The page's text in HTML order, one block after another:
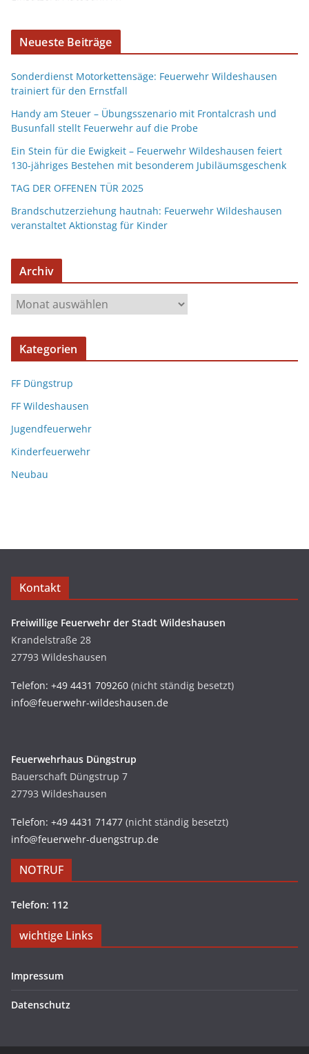
Neueste Beiträge
Sonderdienst Motorkettensäge: Feuerwehr Wildeshausen
trainiert für den Ernstfall
Handy am Steuer – Übungsszenario mit Frontalcrash und
Busunfall stellt Feuerwehr auf die Probe
Ein Stein für die Ewigkeit – Feuerwehr Wildeshausen feiert
130-jähriges Bestehen mit besonderem Jubiläumsgeschenk
TAG DER OFFENEN TÜR 2025
Brandschutzerziehung hautnah: Feuerwehr Wildeshausen
veranstaltet Aktionstag für Kinder
Archiv
Kategorien
FF Düngstrup
FF Wildeshausen
Jugendfeuerwehr
Kinderfeuerwehr
Neubau
Kontakt
Freiwillige Feuerwehr der Stadt Wildeshausen
Krandelstraße 28
27793 Wildeshausen
Telefon: +49 4431 709260 (nicht ständig besetzt)
info@feuerwehr-wildeshausen.de
Feuerwehrhaus Düngstrup
Bauerschaft Düngstrup 7
27793 Wildeshausen
Telefon: +49 4431 71477 (nicht ständig besetzt)
info@feuerwehr-duengstrup.de
NOTRUF
Telefon: 112
wichtige Links
Impressum
Datenschutz